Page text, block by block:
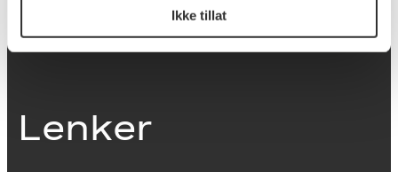
Ikke tillat
Dokumentasjonsskjema
Last ned logo
Lenker